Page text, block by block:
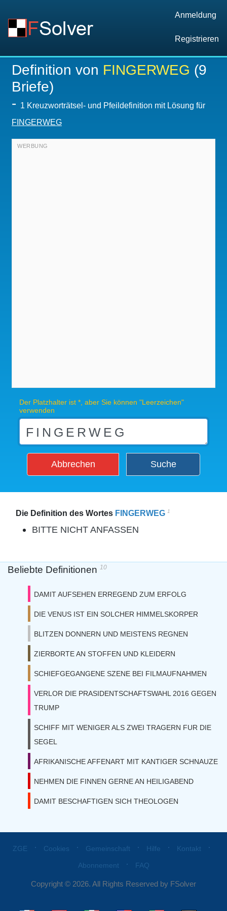
Anmeldung
Registrieren
Definition von FINGERWEG (9
Briefe)
- 1 Kreuzworträtsel- und Pfeildefinition mit Lösung für
FINGERWEG
Der Platzhalter ist *, aber Sie können "Leerzeichen"
verwenden
Abbrechen Suche
Die Definition des Wortes FINGERWEG 1
BITTE NICHT ANFASSEN
Beliebte Definitionen 10
DAMIT AUFSEHEN ERREGEND ZUM ERFOLG
DIE VENUS IST EIN SOLCHER HIMMELSKORPER
BLITZEN DONNERN UND MEISTENS REGNEN
ZIERBORTE AN STOFFEN UND KLEIDERN
SCHIEFGEGANGENE SZENE BEI FILMAUFNAHMEN
VERLOR DIE PRASIDENTSCHAFTSWAHL 2016 GEGEN
TRUMP
SCHIFF MIT WENIGER ALS ZWEI TRAGERN FUR DIE
SEGEL
AFRIKANISCHE AFFENART MIT KANTIGER SCHNAUZE
NEHMEN DIE FINNEN GERNE AN HEILIGABEND
DAMIT BESCHAFTIGEN SICH THEOLOGEN
ZGE ⋅ Cookies ⋅ Gemeinschaft ⋅ Hilfe ⋅ Kontakt ⋅
Abonnement ⋅ FAQ
Copyright © 2026. All Rights Reserved by FSolver